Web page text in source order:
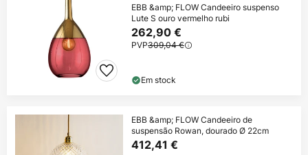
EBB &amp; FLOW Candeeiro suspenso
Lute S ouro vermelho rubi
262,90 €
PVP309,04 €
Em stock
EBB &amp; FLOW Candeeiro de
suspensão Rowan, dourado Ø 22cm
412,41 €